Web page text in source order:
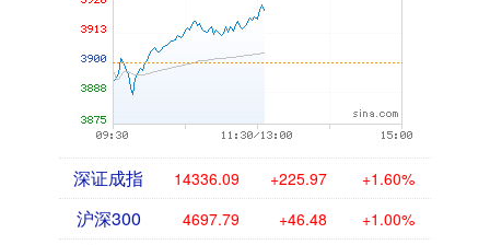
深证成指 14336.09 +225.97 +1.60%
沪深300 4697.79 +46.48 +1.00%